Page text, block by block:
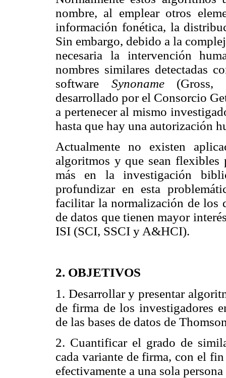
nombre, al emplear otros
información fonética, la
Sin embargo, debido a la
necesaria la intervención
nombres similares detectadas
software Synoname(Gross,
desarrollado por el Consorcio
a pertenecer al mismo
hasta que hay una autorización
Actualmente no existen
algoritmos y que sean flexibles
más en la investigación
profundizar en esta
facilitar la normalización de los
de datos que tienen mayor
ISI (SCI, SSCI y A&HCI).
2. OBJETIVOS
1. Desarrollar y presentar
de firma de los investigadores
de las bases de datos de
2. Cuantificar el grado de
cada variante de firma, con el
efectivamente a una sola